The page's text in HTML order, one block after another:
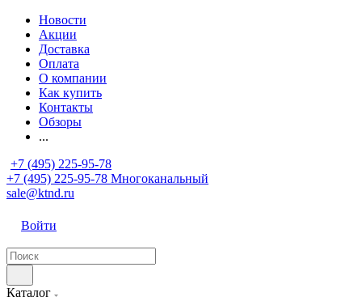
Новости
Акции
Доставка
Оплата
О компании
Как купить
Контакты
Обзоры
...
+7 (495) 225-95-78
+7 (495) 225-95-78 Многоканальный
sale@ktnd.ru
Войти
Каталог